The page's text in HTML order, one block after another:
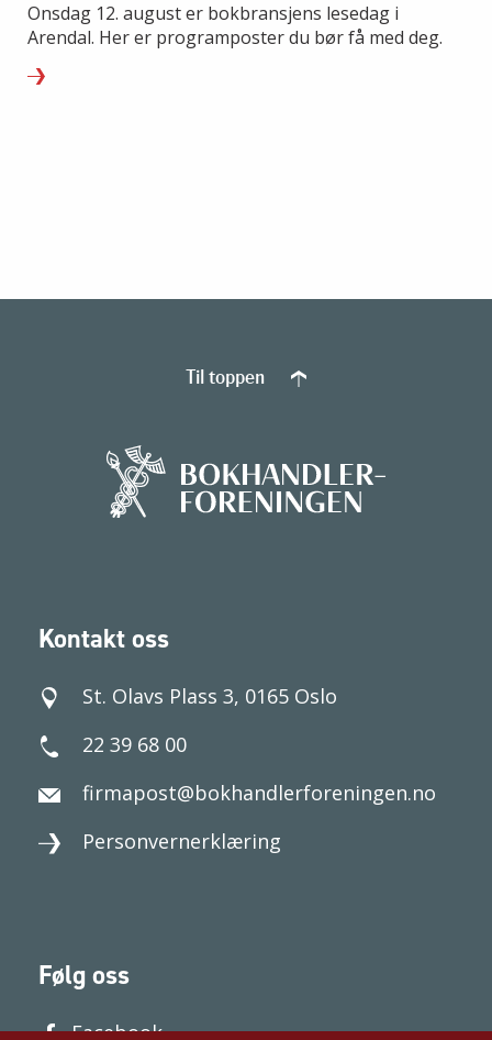
Onsdag 12. august er bokbransjens lesedag i
Arendal. Her er programposter du bør få med deg.
Kontakt oss
St. Olavs Plass 3, 0165 Oslo
22 39 68 00
firmapost@bokhandlerforeningen.no
Personvernerklæring
Følg oss
Facebook
Til toppen